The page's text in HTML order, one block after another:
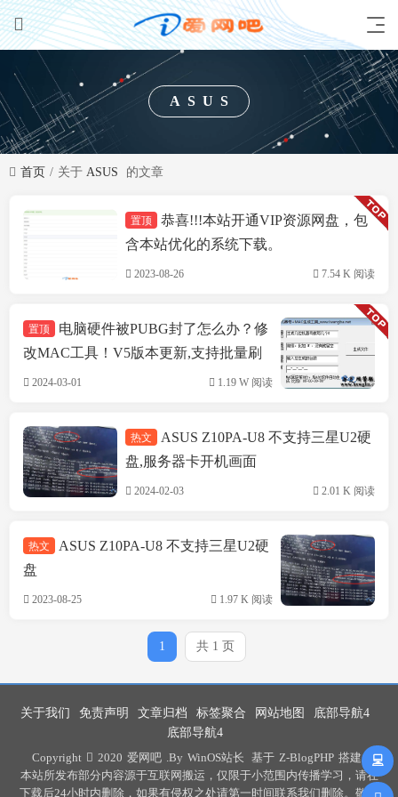
ASUS
首页 关于 ASUS 的文章
技术方案
置顶
恭喜!!!本站开通VIP资源网盘，包
含本站优化的系统下载。
2023-08-26 7.54 K 阅读
置顶
电脑硬件被PUBG封了怎么办？修
改MAC工具！V5版本更新,支持批量刷
机,支持INTEL&瑞立网卡
2024-03-01 1.19 W 阅读
技术方案
热文
ASUS Z10PA-U8 不支持三星U2硬
盘,服务器卡开机画面
2024-02-03 2.01 K 阅读
热文
ASUS Z10PA-U8 不支持三星U2硬
盘
2023-08-25 1.97 K 阅读
1 共 1 页
关于我们 免责声明 文章归档 标签聚合 网站地图
底部导航4
底部导航4
Copyright
2020 爱网吧 .By WinOS站长 基于 Z-BlogPHP 搭建 .
本站所发布部分内容源于互联网搬运，仅限于小范围内传播学习，请在
下载后24小时内删除，如果有侵权之处请第一时间联系我们删除。敬请